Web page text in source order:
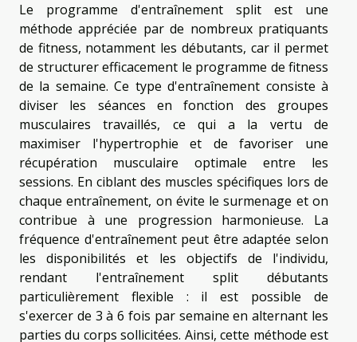
Le programme d'entraînement split est une
méthode appréciée par de nombreux pratiquants
de fitness, notamment les débutants, car il permet
de structurer efficacement le programme de fitness
de la semaine. Ce type d'entraînement consiste à
diviser les séances en fonction des groupes
musculaires travaillés, ce qui a la vertu de
maximiser l'hypertrophie et de favoriser une
récupération musculaire optimale entre les
sessions. En ciblant des muscles spécifiques lors de
chaque entraînement, on évite le surmenage et on
contribue à une progression harmonieuse. La
fréquence d'entraînement peut être adaptée selon
les disponibilités et les objectifs de l'individu,
rendant l'entraînement split débutants
particulièrement flexible : il est possible de
s'exercer de 3 à 6 fois par semaine en alternant les
parties du corps sollicitées. Ainsi, cette méthode est